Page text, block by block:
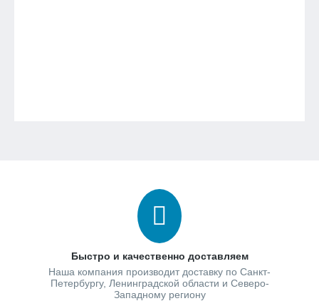
Быстро и качественно доставляем
Наша компания производит доставку по Санкт-
Петербургу, Ленинградской области и Северо-
Западному региону